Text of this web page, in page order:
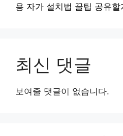
용 자가 설치법 꿀팁 공유할
최신 댓글
보여줄 댓글이 없습니다.